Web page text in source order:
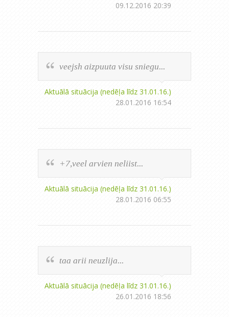
09.12.2016 20:39
veejsh aizpuuta visu sniegu...
Aktuālā situācija (nedēļa līdz 31.01.16.)
28.01.2016 16:54
+7,veel arvien neliist...
Aktuālā situācija (nedēļa līdz 31.01.16.)
28.01.2016 06:55
taa arii neuzlija...
Aktuālā situācija (nedēļa līdz 31.01.16.)
26.01.2016 18:56